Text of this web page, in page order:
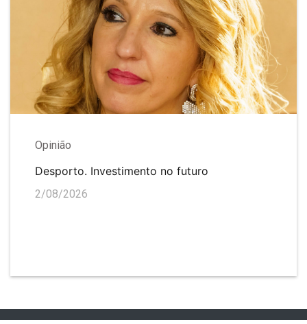
Opinião
Desporto. Investimento no futuro
2/08/2026